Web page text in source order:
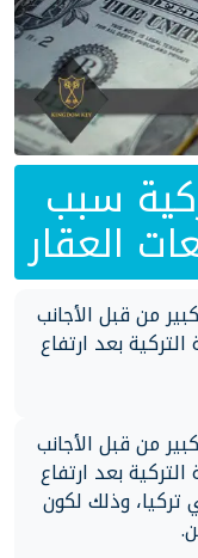
سبب
العقار
من قبل الأجانب
بعد ارتفاع
من قبل الأجانب
بعد ارتفاع
تركيا، وذلك لكون